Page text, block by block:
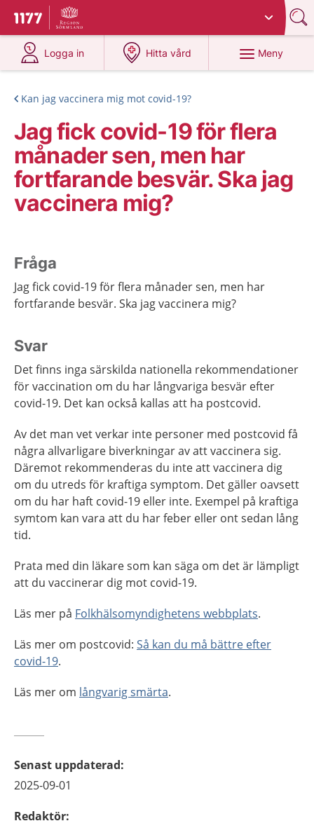
Till startsidan för 1177
Du har valt region
Logga in
på 1177.se
Hitta vård
på 1177.se
Meny
Kan jag vaccinera mig mot covid-19?
Jag fick covid-19 för flera
månader sen, men har
fortfarande besvär. Ska jag
vaccinera mig?
Fråga
Jag fick covid-19 för flera månader sen, men har
fortfarande besvär. Ska jag vaccinera mig?
Svar
Det finns inga särskilda nationella rekommendationer
för vaccination om du har långvariga besvär efter
covid-19. Det kan också kallas att ha postcovid.
Av det man vet verkar inte personer med postcovid få
några allvarligare biverkningar av att vaccinera sig.
Däremot rekommenderas du inte att vaccinera dig
om du utreds för kraftiga symptom. Det gäller oavsett
om du har haft covid-19 eller inte. Exempel på kraftiga
symtom kan vara att du har feber eller ont sedan lång
tid.
Prata med din läkare som kan säga om det är lämpligt
att du vaccinerar dig mot covid-19.
Läs mer på Folkhälsomyndighetens webbplats.
Läs mer om postcovid: Så kan du må bättre efter
covid-19.
Läs mer om långvarig smärta.
Senast uppdaterad:
2025-09-01
Redaktör: